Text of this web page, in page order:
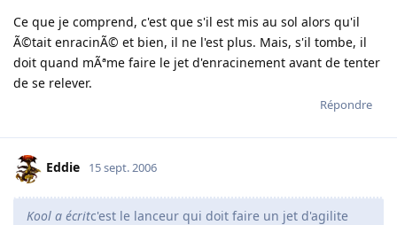
Ce que je comprend, c'est que s'il est mis au sol alors qu'il
Ã©tait enracinÃ© et bien, il ne l'est plus. Mais, s'il tombe, il
doit quand mÃªme faire le jet d'enracinement avant de tenter
de se relever.
Répondre
Eddie 15 sept. 2006
Kool a écritc'est le lanceur qui doit faire un jet d'agilite